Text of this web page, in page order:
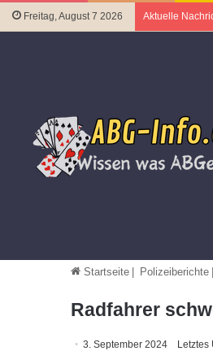
Freitag, August 7 2026 Aktuelle
Startseite Polizeiberichte
Radfahrer
3. September 2024 Letztes